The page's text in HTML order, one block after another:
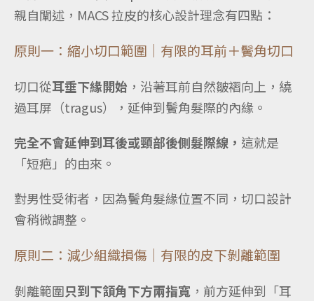
親自闡述，MACS 拉皮的核心設計理念有四點：
原則一：縮小切口範圍｜有限的耳前＋鬢角切口
切口從耳垂下緣開始 ，沿著耳前自然皺褶向上，繞
過耳屏（tragus），延伸到鬢角髮際的內緣。
完全不會延伸到耳後或頸部後側髮際線， 這就是
「短疤」的由來。
對男性受術者，因為鬢角髮緣位置不同，切口設計
會稍微調整。
原則二：減少組織損傷｜有限的皮下剝離範圍
剝離範圍只到下頷角下方兩指寬 ，前方延伸到「耳